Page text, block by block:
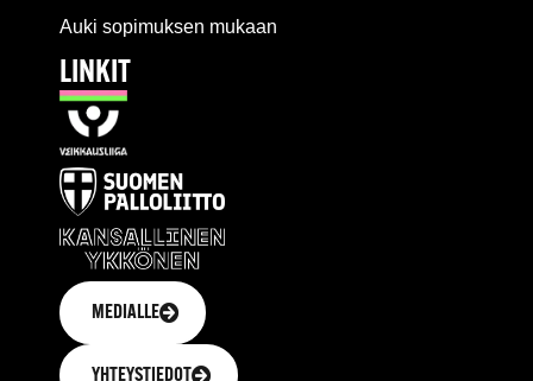
Auki sopimuksen mukaan
LINKIT
MEDIALLE
YHTEYSTIEDOT